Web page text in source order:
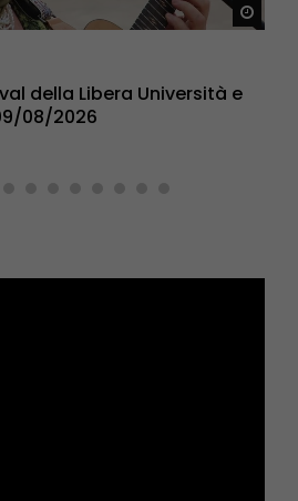
della Libera Università e
08/2026